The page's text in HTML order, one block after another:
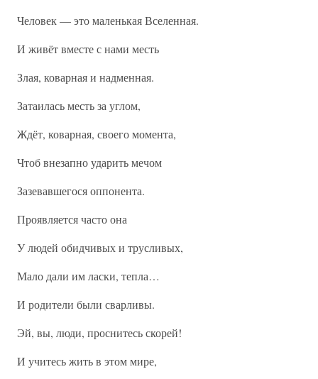
Человек — это маленькая Вселенная.
И живёт вместе с нами месть
Злая, коварная и надменная.
Затаилась месть за углом,
Ждёт, коварная, своего момента,
Чтоб внезапно ударить мечом
Зазевавшегося оппонента.
Проявляется часто она
У людей обидчивых и трусливых,
Мало дали им ласки, тепла…
И родители были сварливы.
Эй, вы, люди, проснитесь скорей!
И учитесь жить в этом мире,